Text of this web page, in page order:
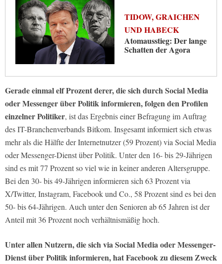
TIDOW, GRAICHEN
UND HABECK
Atomausstieg: Der lange
Schatten der Agora
Gerade einmal elf Prozent derer, die sich durch Social Media
oder Messenger über Politik informieren, folgen den Profilen
einzelner Politiker, ist das Ergebnis einer Befragung im Auftrag
des IT-Branchenverbands Bitkom. Insgesamt informiert sich etwas
mehr als die Hälfte der Internetnutzer (59 Prozent) via Social Media
oder Messenger-Dienst über Politik. Unter den 16- bis 29-Jährigen
sind es mit 77 Prozent so viel wie in keiner anderen Altersgruppe.
Bei den 30- bis 49-Jährigen informieren sich 63 Prozent via
X/Twitter, Instagram, Facebook und Co., 58 Prozent sind es bei den
50- bis 64-Jährigen. Auch unter den Senioren ab 65 Jahren ist der
Anteil mit 36 Prozent noch verhältnismäßig hoch.
Unter allen Nutzern, die sich via Social Media oder Messenger-
Dienst über Politik informieren, hat Facebook zu diesem Zweck